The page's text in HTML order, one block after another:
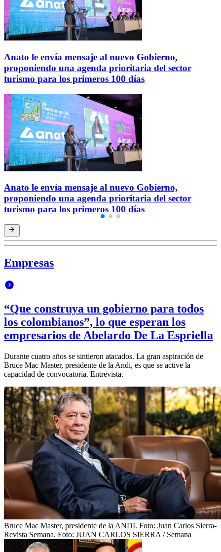
Anato le envía mensaje al nuevo Gobierno,
proponiendo una agenda prioritaria del sector
turismo para los primeros 100 días
Anato le envía mensaje al nuevo Gobierno,
proponiendo una agenda prioritaria del sector
turismo para los primeros 100 días
Empresas
“Que construya un gobierno para todos
los colombianos”, lo que esperan los
empresarios de Abelardo De La Espriella
Durante cuatro años se sintieron atacados. La gran aspiración de
Bruce Mac Master, presidente de la Andi, es que se active la
capacidad de convocatoria. Entrevista.
Bruce Mac Master, presidente de la ANDI. Foto: Juan Carlos Sierra-
Revista Semana. Foto: JUAN CARLOS SIERRA / Semana